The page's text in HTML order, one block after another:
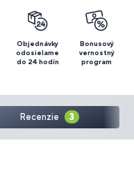
Objednávky
odosielame
do 24 hodín
Bonusový
vernostný
program
Recenzie 3